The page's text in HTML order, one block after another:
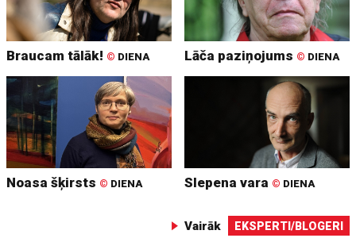
Braucam tālāk! © DIENA Lāča paziņojums © DIENA
Noasa šķirsts © DIENA Slepena vara © DIENA
Vairāk EKSPERTI/BLOGERI